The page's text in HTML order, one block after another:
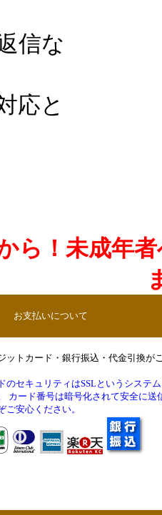
信な
応と
から！未成年
お支払いについて
ットカード・銀行振込・代金引換が
のセキュリティはSSLというシステ
カード番号は暗号化されて安全に送
ご安心ください。